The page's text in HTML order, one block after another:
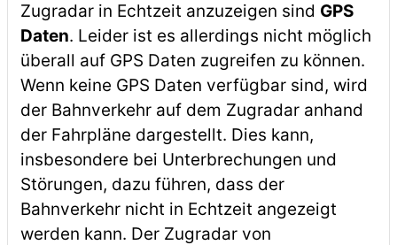
Zugradar in Echtzeit anzuzeigen sind GPS
Daten. Leider ist es allerdings nicht möglich
überall auf GPS Daten zugreifen zu können.
Wenn keine GPS Daten verfügbar sind, wird
der Bahnverkehr auf dem Zugradar anhand
der Fahrpläne dargestellt. Dies kann,
insbesondere bei Unterbrechungen und
Störungen, dazu führen, dass der
Bahnverkehr nicht in Echtzeit angezeigt
werden kann. Der Zugradar von